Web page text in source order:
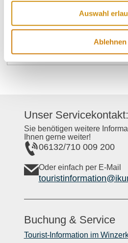
Auswahl
Ablehnen
Freitag ab
ab
Unser Servicekontakt:
Sie benötigen weitere
Ihnen gerne weiter!
06132/710 009 200
Oder einfach per E-Mail
Buchung & Service
Tourist-Information im